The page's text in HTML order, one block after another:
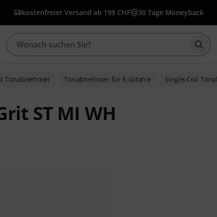
kostenfreier Versand ab 199 CHF 30 Tage Moneyback
Tonabnehmer Tonabnehmer für E-Gitarre Single-Coil
ST MI WH